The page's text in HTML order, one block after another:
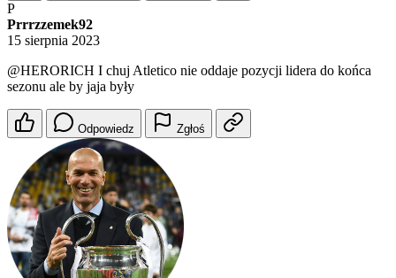
P
Prrrzzemek92
15 sierpnia 2023
@HERORICH I chuj Atletico nie oddaje pozycji lidera do końca
sezonu ale by jaja były
Odpowiedz Zgłoś